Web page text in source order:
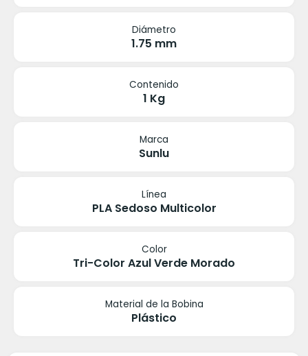
Diámetro
1.75 mm
Contenido
1 Kg
Marca
Sunlu
Línea
PLA Sedoso Multicolor
Color
Tri-Color Azul Verde Morado
Material de la Bobina
Plástico